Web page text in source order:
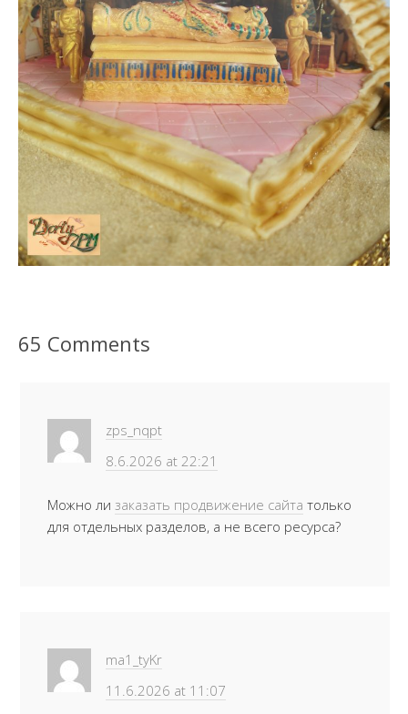
65 Comments
zps_nqpt
8.6.2026 at 22:21
Можно ли заказать продвижение сайта только
для отдельных разделов, а не всего ресурса?
ma1_tyKr
11.6.2026 at 11:07